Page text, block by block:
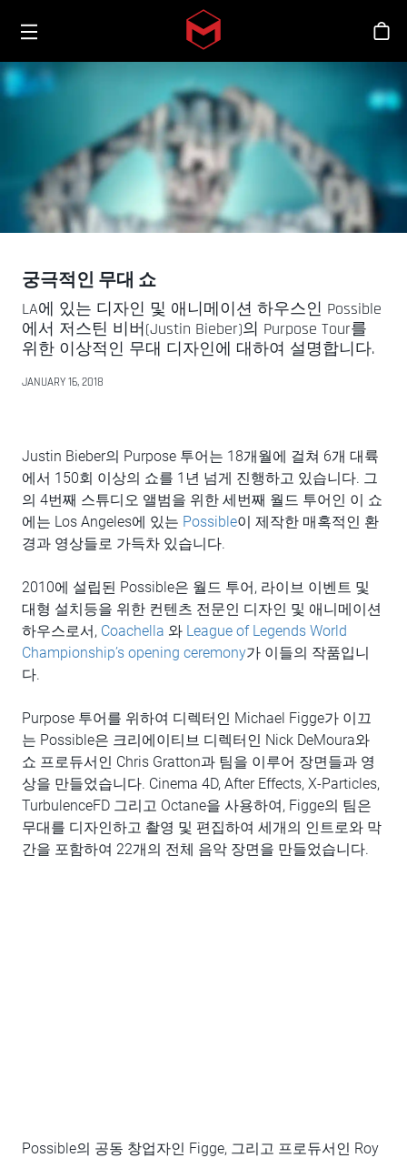
Skip to main content
Toggle menu
스
궁극적인 무대 쇼
LA에 있는 디자인 및 애니메이션 하우스인 Possible
에서 저스틴 비버(Justin Bieber)의 Purpose Tour를
위한 이상적인 무대 디자인에 대하여 설명합니다.
JANUARY 16, 2018
Justin Bieber의 Purpose 투어는 18개월에 걸쳐 6개 대륙
에서 150회 이상의 쇼를 1년 넘게 진행하고 있습니다. 그
의 4번째 스튜디오 앨범을 위한 세번째 월드 투어인 이 쇼
에는 Los Angeles에 있는 Possible이 제작한 매혹적인 환
경과 영상들로 가득차 있습니다.
2010에 설립된 Possible은 월드 투어, 라이브 이벤트 및
대형 설치등을 위한 컨텐츠 전문인 디자인 및 애니메이션
하우스로서, Coachella 와 League of Legends World
Championship’s opening ceremony가 이들의 작품입니
다.
Purpose 투어를 위하여 디렉터인 Michael Figge가 이끄
는 Possible은 크리에이티브 디렉터인 Nick DeMoura와
쇼 프로듀서인 Chris Gratton과 팀을 이루어 장면들과 영
상을 만들었습니다. Cinema 4D, After Effects, X-Particles,
TurbulenceFD 그리고 Octane을 사용하여, Figge의 팀은
무대를 디자인하고 촬영 및 편집하여 세개의 인트로와 막
간을 포함하여 22개의 전체 음악 장면을 만들었습니다.
Possible의 공동 창업자인 Figge, 그리고 프로듀서인 Roy